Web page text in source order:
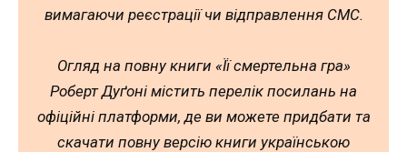
вимагаючи реєстрації чи відправлення СМС.
Огляд на повну книги «Її смертельна гра»
Роберт Дуґоні містить перелік посилань на
офіційні платформи, де ви можете придбати та
скачати повну версію книги українською